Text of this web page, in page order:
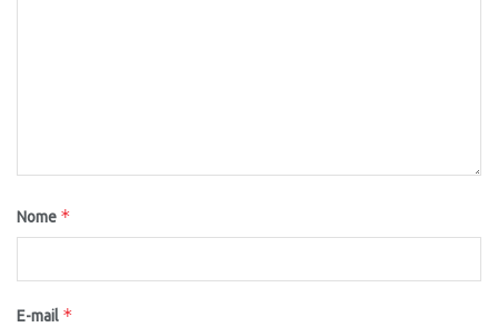
Nome *
E-mail *